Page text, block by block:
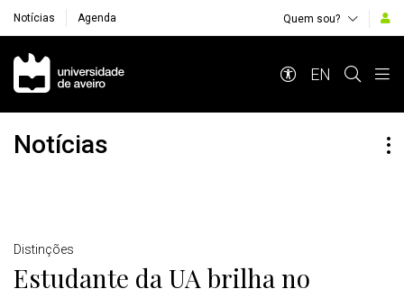
Notícias Agenda Quem sou?
Navegação Principal
EN
Notícias
Detalhes
Distinções
Estudante da UA brilha no